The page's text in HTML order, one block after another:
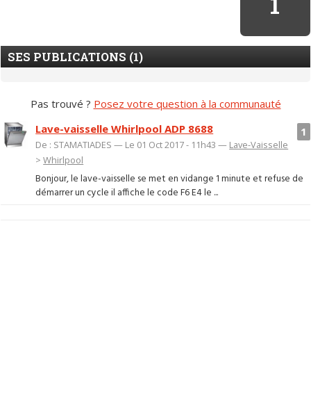
SES PUBLICATIONS (1)
Pas trouvé ? Posez votre question à la communauté
1
Lave-vaisselle Whirlpool ADP 8688
De : STAMATIADES — Le 01 Oct 2017 - 11h43 — Lave-Vaisselle
>Whirlpool
Bonjour, le lave-vaisselle se met en vidange 1 minute et refuse de
démarrer un cycle il affiche le code F6 E4 le ...